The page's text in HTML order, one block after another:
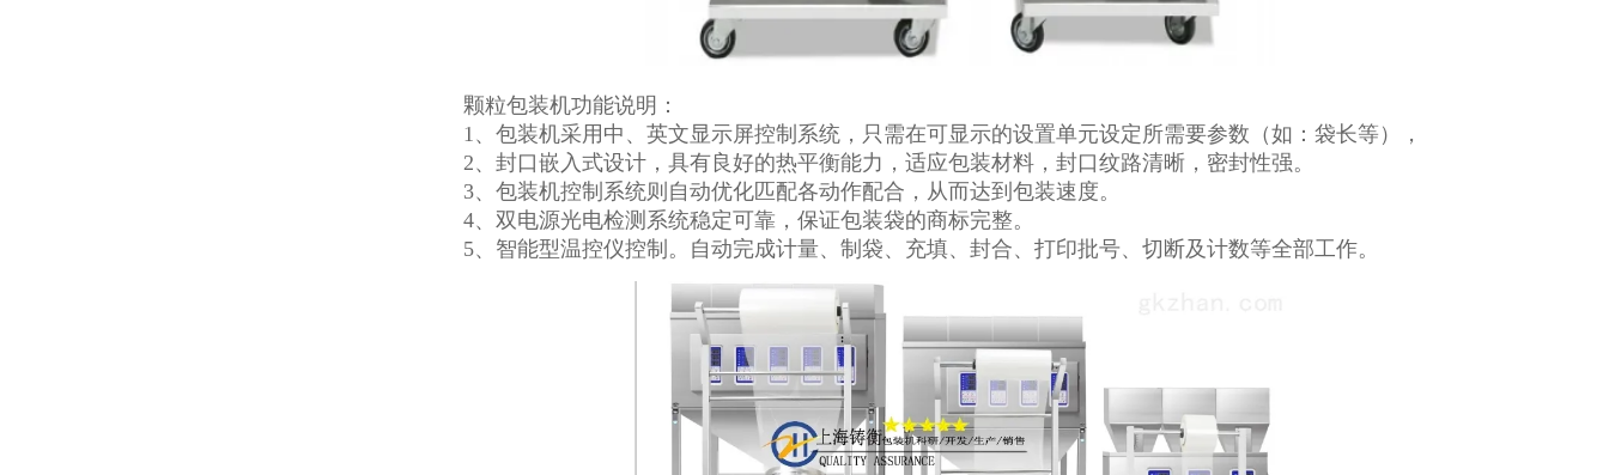
颗粒包装机功能说明：
1、包装机采用中、英文显示屏控制系统，只需在可显示的设置单元设定所需要参数（如：袋长等），
2、封口嵌入式设计，具有良好的热平衡能力，适应包装材料，封口纹路清晰，密封性强。
3、包装机控制系统则自动优化匹配各动作配合，从而达到包装速度。
4、双电源光电检测系统稳定可靠，保证包装袋的商标完整。
5、智能型温控仪控制。自动完成计量、制袋、充填、封合、打印批号、切断及计数等全部工作。